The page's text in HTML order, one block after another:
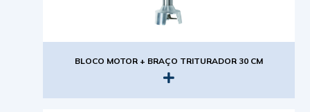
BLOCO MOTOR + BRAÇO TRITURADOR 30 CM